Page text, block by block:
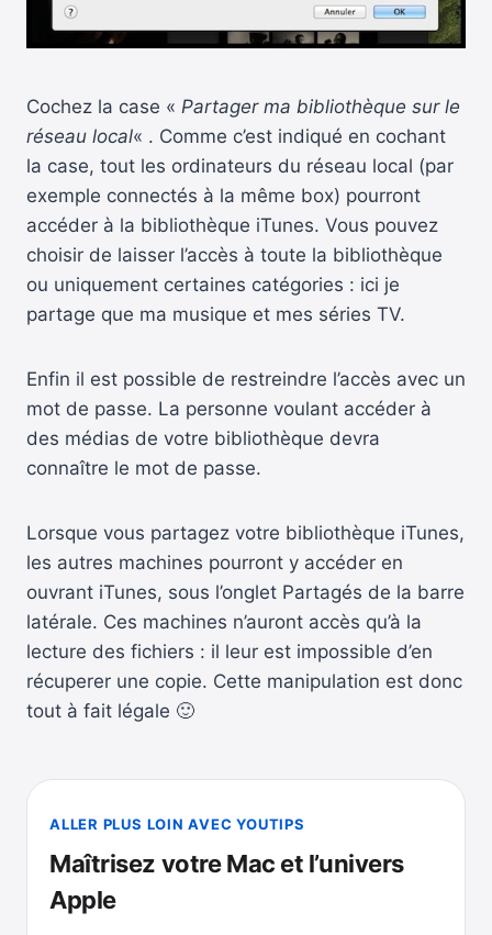
Cochez la case « Partager ma bibliothèque sur le
réseau local« . Comme c’est indiqué en cochant
la case, tout les ordinateurs du réseau local (par
exemple connectés à la même box) pourront
accéder à la bibliothèque iTunes. Vous pouvez
choisir de laisser l’accès à toute la bibliothèque
ou uniquement certaines catégories : ici je
partage que ma musique et mes séries TV.
Enfin il est possible de restreindre l’accès avec un
mot de passe. La personne voulant accéder à
des médias de votre bibliothèque devra
connaître le mot de passe.
Lorsque vous partagez votre bibliothèque iTunes,
les autres machines pourront y accéder en
ouvrant iTunes, sous l’onglet Partagés de la barre
latérale. Ces machines n’auront accès qu’à la
lecture des fichiers : il leur est impossible d’en
récuperer une copie. Cette manipulation est donc
tout à fait légale 🙂
ALLER PLUS LOIN AVEC YOUTIPS
Maîtrisez votre Mac et l’univers
Apple